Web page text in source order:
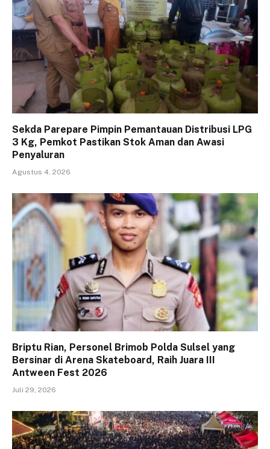
Sekda Parepare Pimpin Pemantauan Distribusi LPG
3 Kg, Pemkot Pastikan Stok Aman dan Awasi
Penyaluran
Agustus 4, 2026
Briptu Rian, Personel Brimob Polda Sulsel yang
Bersinar di Arena Skateboard, Raih Juara III
Antween Fest 2026
Juli 29, 2026